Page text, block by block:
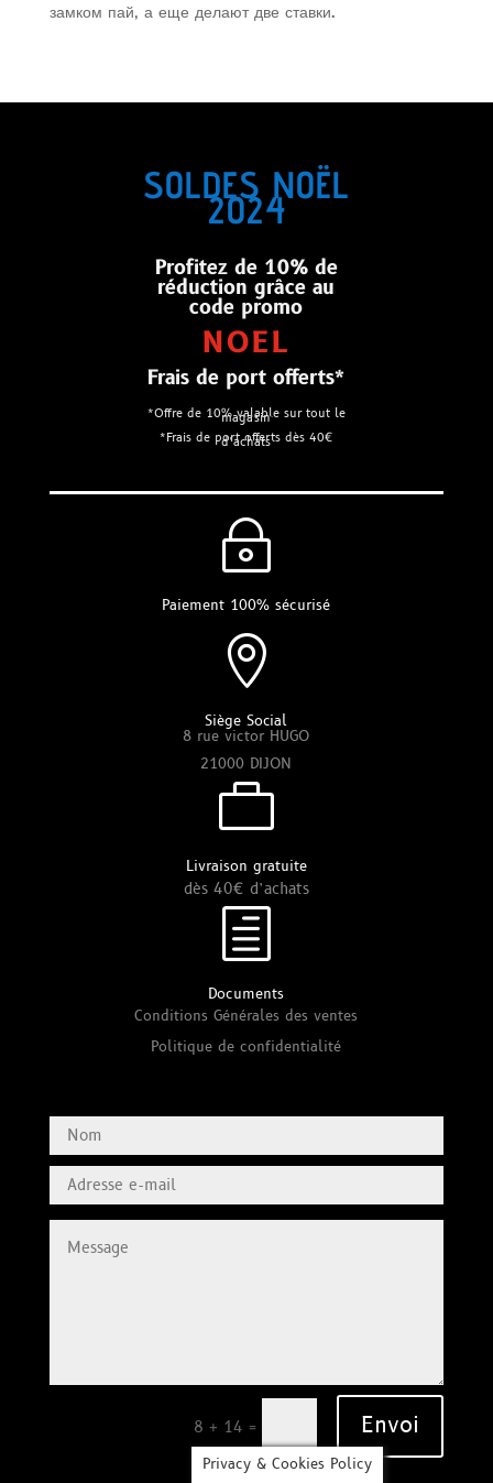
замком пай, а еще делают две ставки.
SOLDES NOËL
2024
Profitez de 10% de
réduction grâce au
code promo
NOEL
Frais de port offerts*
*Offre de 10% valable sur tout le
magasin
*Frais de port offerts dès 40€
d’achats
~
Paiement 100% sécurisé

Siège Social
8 rue victor HUGO
21000 DIJON

Livraison gratuite
dès 40€ d’achats
h
Documents
Conditions Générales des ventes
Politique de confidentialité
8 + 14 = Envoi
Privacy & Cookies Policy